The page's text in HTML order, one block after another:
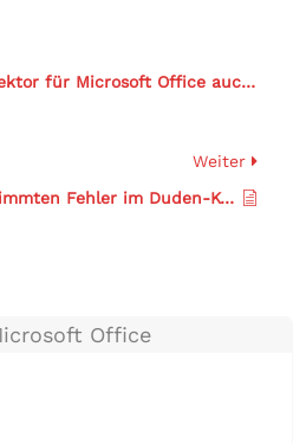
Office auch unter Office 365?
Weiter
Wie kann ich einen bestimmten Fehler im Duden-Korrektor-Aufgabenbereich öffnen?
Office